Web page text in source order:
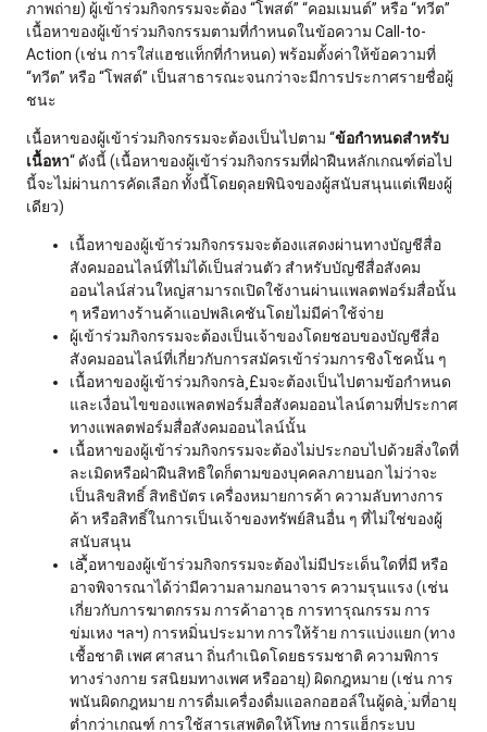
ภาพถ่าย) ผู้เข้าร่วมกิจกรรมจะต้อง “โพสต์” “คอมเมนต์” หรือ “ทวีต”
เนื้อหาของผู้เข้าร่วมกิจกรรมตามที่กำหนดในข้อความ Call-to-
Action (เช่น การใส่แฮชแท็กที่กำหนด) พร้อมตั้งค่าให้ข้อความที่
“ทวีต” หรือ “โพสต์” เป็นสาธารณะจนกว่าจะมีการประกาศรายชื่อผู้
ชนะ
เนื้อหาของผู้เข้าร่วมกิจกรรมจะต้องเป็นไปตาม “ข้อกำหนดสำหรับ
เนื้อหา“ ดังนี้ (เนื้อหาของผู้เข้าร่วมกิจกรรมที่ฝ่าฝืนหลักเกณฑ์ต่อไป
นี้จะไม่ผ่านการคัดเลือก ทั้งนี้โดยดุลยพินิจของผู้สนับสนุนแต่เพียงผู้
เดียว)
เนื้อหาของผู้เข้าร่วมกิจกรรมจะต้องแสดงผ่านทางบัญชีสื่อ
สังคมออนไลน์ที่ไม่ได้เป็นส่วนตัว สำหรับบัญชีสื่อสังคม
ออนไลน์ส่วนใหญ่สามารถเปิดใช้งานผ่านแพลตฟอร์มสื่อนั้น
ๆ หรือทางร้านค้าแอปพลิเคชันโดยไม่มีค่าใช้จ่าย
ผู้เข้าร่วมกิจกรรมจะต้องเป็นเจ้าของโดยชอบของบัญชีสื่อ
สังคมออนไลน์ที่เกี่ยวกับการสมัครเข้าร่วมการชิงโชคนั้น ๆ
เนื้อหาของผู้เข้าร่วมกิจกรà¸£มจะต้องเป็นไปตามข้อกำหนด
และเงื่อนไขของแพลตฟอร์มสื่อสังคมออนไลน์ตามที่ประกาศ
ทางแพลตฟอร์มสื่อสังคมออนไลน์นั้น
เนื้อหาของผู้เข้าร่วมกิจกรรมจะต้องไม่ประกอบไปด้วยสิ่งใดที่
ละเมิดหรือฝ่าฝืนสิทธิใดก็ตามของบุคคลภายนอก ไม่ว่าจะ
เป็นลิขสิทธิ์ สิทธิบัตร เครื่องหมายการค้า ความลับทางการ
ค้า หรือสิทธิ์ในการเป็นเจ้าของทรัพย์สินอื่น ๆ ที่ไม่ใช่ของผู้
สนับสนุน
เà¸ื้อหาของผู้เข้าร่วมกิจกรรมจะต้องไม่มีประเด็นใดที่มี หรือ
อาจพิจารณาได้ว่ามีความลามกอนาจาร ความรุนแรง (เช่น
เกี่ยวกับการฆาตกรรม การค้าอาวุธ การทารุณกรรม การ
ข่มเหง ฯลฯ) การหมิ่นประมาท การให้ร้าย การแบ่งแยก (ทาง
เชื้อชาติ เพศ ศาสนา ถิ่นกำเนิดโดยธรรมชาติ ความพิการ
ทางร่างกาย รสนิยมทางเพศ หรืออายุ) ผิดกฎหมาย (เช่น การ
พนันผิดกฎหมาย การดื่มเครื่องดื่มแอลกอฮอล์ในผู้ดà¸·่มที่อายุ
ต่ำกว่าเกณฑ์ การใช้สารเสพติดให้โทษ การแฮ็กระบบ